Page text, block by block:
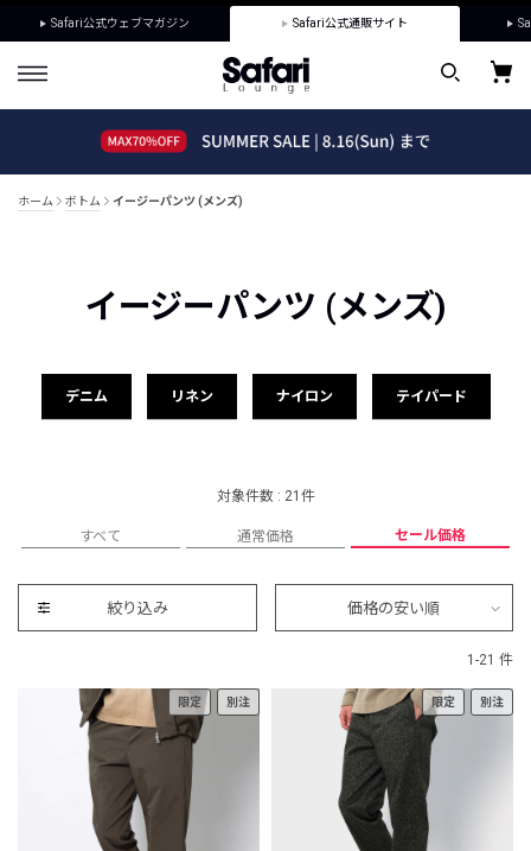
Safari公式ウェブマガジン Safari公式通販サイト
ホーム ボトム イージーパンツ (メンズ)
イージーパンツ (メンズ)
デニム リネン ナイロン テイパード
対象件数 : 21件
すべて 通常価格 セール価格
絞り込み 価格の安い順
1-21 件
限定 別注 限定 別注